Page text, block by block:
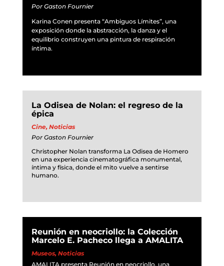
Por Gaston Fournier
Karina Conen presenta “Ambiguos Límites”, una
exposición donde la abstracción, la danza y el
equilibrio construyen una pintura de respiración
íntima.
La Odisea de Nolan: el regreso de la
épica
Cine, Noticias
Por Gaston Fournier
Christopher Nolan transforma La Odisea de Homero
en una experiencia cinematográfica monumental,
íntima y física, donde el mito vuelve a sentirse
humano.
Reunión en neocriollo: la Colección
Marcelo E. Pacheco llega a AMALITA
Museos, Noticias
AMALITA presenta Reunión en neocriollo, una